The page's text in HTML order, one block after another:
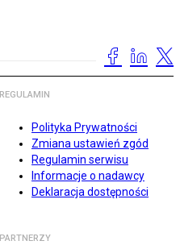
REGULAMIN
Polityka Prywatności
Zmiana ustawień zgód
Regulamin serwisu
Informacje o nadawcy
Deklaracja dostępności
PARTNERZY